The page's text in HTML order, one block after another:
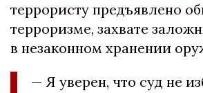
террористу предъявлено
терроризме, захвате
в незаконном хранении
— Я уверен, что суд не